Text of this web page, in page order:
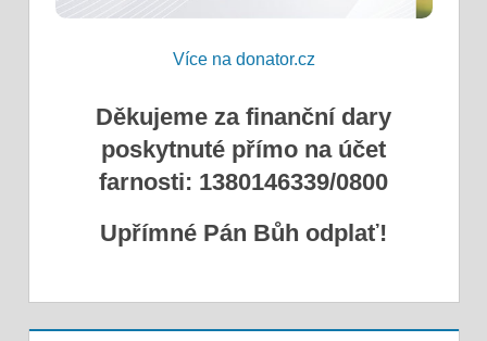
Více na donator.cz
Děkujeme za finanční dary
poskytnuté přímo na účet
farnosti: 1380146339/0800
Upřímné Pán Bůh odplať!